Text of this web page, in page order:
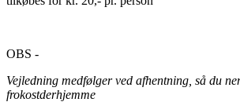
OBS -
Vejledning medfølger ved afhentning, så du
frokostderhjemme